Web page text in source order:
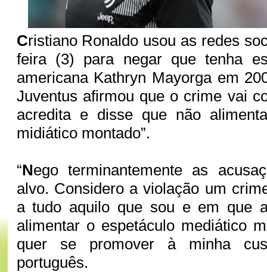
Cristiano Ronaldo usou as redes
feira (3) para negar que tenha
americana Kathryn Mayorga em
Juventus afirmou que o crime vai
acredita e disse que não
midiático montado”.
“Nego terminantemente as
alvo. Considero a violação um
a tudo aquilo que sou e em que
alimentar o espetáculo mediático
quer se promover à minha
português.